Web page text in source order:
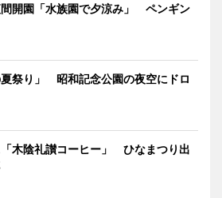
開園「水族園で夕涼み」 ペンギン
祭り」 昭和記念公園の夜空にドロ
木陰礼讃コーヒー」 ひなまつり出